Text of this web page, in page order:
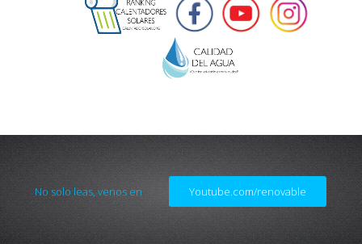
No solo leas, venos en Youtube.com/renovable